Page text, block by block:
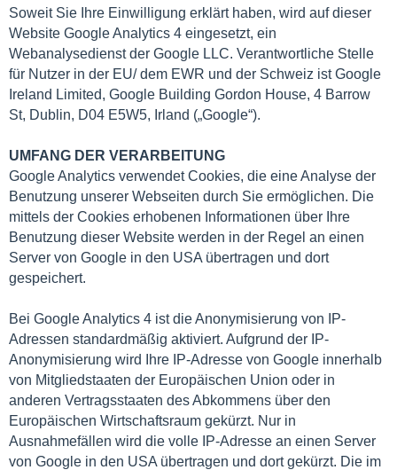
Soweit Sie Ihre Einwilligung erklärt haben, wird auf dieser
Website Google Analytics 4 eingesetzt, ein
Webanalysedienst der Google LLC. Verantwortliche Stelle
für Nutzer in der EU/ dem EWR und der Schweiz ist Google
Ireland Limited, Google Building Gordon House, 4 Barrow
St, Dublin, D04 E5W5, Irland („Google“).
UMFANG DER VERARBEITUNG
Google Analytics verwendet Cookies, die eine Analyse der
Benutzung unserer Webseiten durch Sie ermöglichen. Die
mittels der Cookies erhobenen Informationen über Ihre
Benutzung dieser Website werden in der Regel an einen
Server von Google in den USA übertragen und dort
gespeichert.
Bei Google Analytics 4 ist die Anonymisierung von IP-
Adressen standardmäßig aktiviert. Aufgrund der IP-
Anonymisierung wird Ihre IP-Adresse von Google innerhalb
von Mitgliedstaaten der Europäischen Union oder in
anderen Vertragsstaaten des Abkommens über den
Europäischen Wirtschaftsraum gekürzt. Nur in
Ausnahmefällen wird die volle IP-Adresse an einen Server
von Google in den USA übertragen und dort gekürzt. Die im